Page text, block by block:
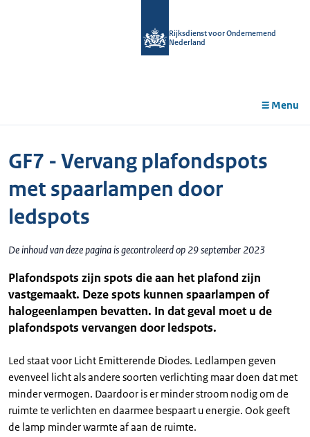
Rijksdienst voor Ondernemend
Nederland
Menu
GF7 - Vervang plafondspots
met spaarlampen door
ledspots
De inhoud van deze pagina is gecontroleerd op 29 september 2023
Plafondspots zijn spots die aan het plafond zijn
vastgemaakt. Deze spots kunnen spaarlampen of
halogeenlampen bevatten. In dat geval moet u de
plafondspots vervangen door ledspots.
Led staat voor Licht Emitterende Diodes. Ledlampen geven
evenveel licht als andere soorten verlichting maar doen dat met
minder vermogen. Daardoor is er minder stroom nodig om de
ruimte te verlichten en daarmee bespaart u energie. Ook geeft
de lamp minder warmte af aan de ruimte.